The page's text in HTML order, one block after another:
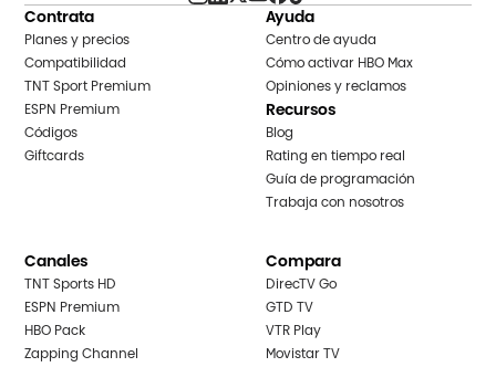
Contrata
Planes y precios
Compatibilidad
TNT Sport Premium
ESPN Premium
Códigos
Giftcards
Ayuda
Centro de ayuda
Cómo activar HBO Max
Opiniones y reclamos
Recursos
Blog
Rating en tiempo real
Guía de programación
Trabaja con nosotros
Canales
TNT Sports HD
ESPN Premium
HBO Pack
Zapping Channel
Compara
DirecTV Go
GTD TV
VTR Play
Movistar TV